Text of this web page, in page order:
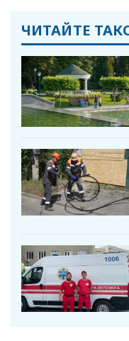
ЧИТАЙТЕ